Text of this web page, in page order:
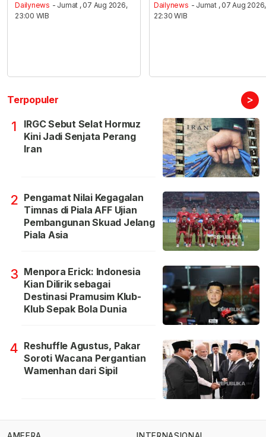
Dailynews - Jumat , 07 Aug 2026,
23:00 WIB
Dailynews - Jumat , 07 Aug 2026,
22:30 WIB
Terpopuler >
1
IRGC Sebut Selat Hormuz
Kini Jadi Senjata Perang
Iran
2 Pengamat Nilai Kegagalan
Timnas di Piala AFF Ujian
Pembangunan Skuad Jelang
Piala Asia
3 Menpora Erick: Indonesia
Kian Dilirik sebagai
Destinasi Pramusim Klub-
Klub Sepak Bola Dunia
4 Reshuffle Agustus, Pakar
Soroti Wacana Pergantian
Wamenhan dari Sipil